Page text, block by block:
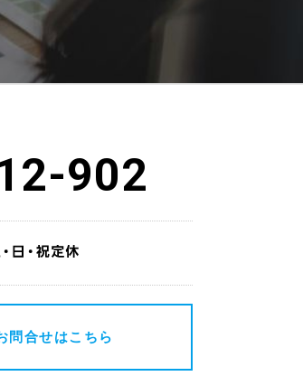
902
問合せはこちら